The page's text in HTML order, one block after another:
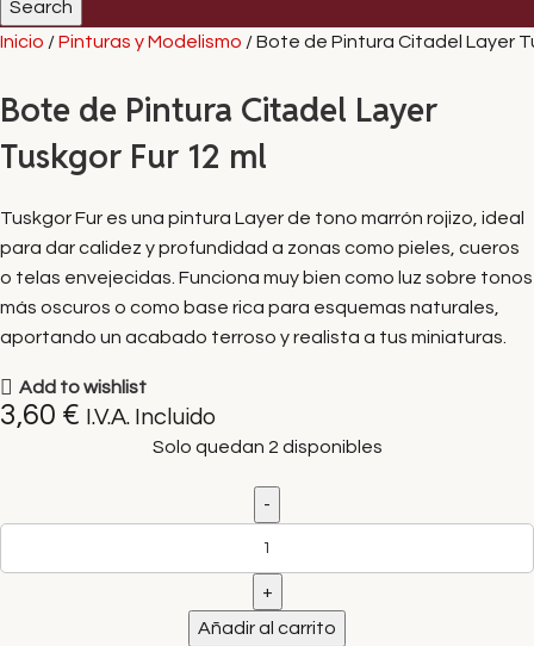
Search
Inicio
Pinturas y Modelismo Bote de Pintura Citadel Layer
Bote de Pintura Citadel Layer
Tuskgor Fur 12 ml
Tuskgor Fur es una pintura Layer de tono marrón rojizo, ideal
para dar calidez y profundidad a zonas como pieles, cueros
o telas envejecidas. Funciona muy bien como luz sobre tonos
más oscuros o como base rica para esquemas naturales,
aportando un acabado terroso y realista a tus miniaturas.
Add to wishlist
3,60 € I.V.A. Incluido
Solo quedan 2 disponibles
Añadir al carrito